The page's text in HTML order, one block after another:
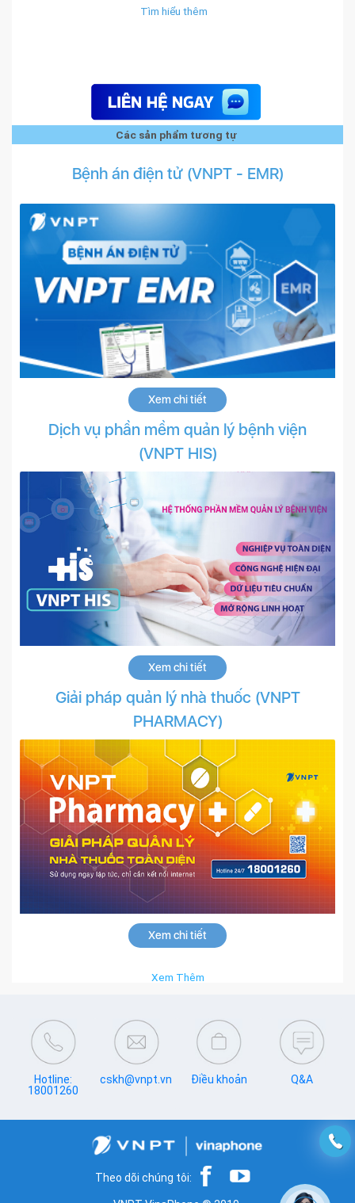
Tìm hiểu thêm
Các sản phẩm tương tự
Bệnh án điện tử (VNPT - EMR)
Xem chi tiết
Dịch vụ phần mềm quản lý bệnh viện
(VNPT HIS)
Xem chi tiết
Giải pháp quản lý nhà thuốc (VNPT
PHARMACY)
Xem chi tiết
Xem Thêm
Hotline:
18001260
cskh@vnpt.vn Điều khoản Q&A
Theo dõi chúng tôi: